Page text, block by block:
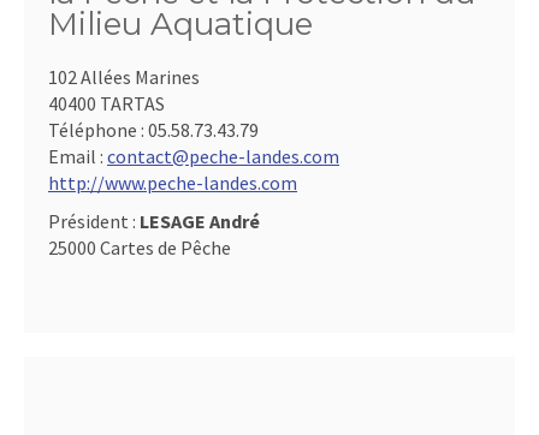
Milieu Aquatique
102 Allées Marines
40400 TARTAS
Téléphone : 05.58.73.43.79
Email : contact@peche-landes.com
http://www.peche-landes.com
Président : LESAGE André
25000 Cartes de Pêche